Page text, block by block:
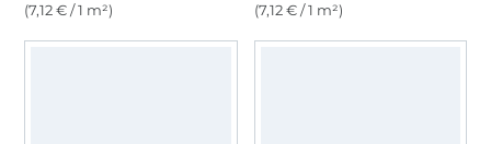
(7,12 € / 1 m²)
(7,12 € / 1 m²)